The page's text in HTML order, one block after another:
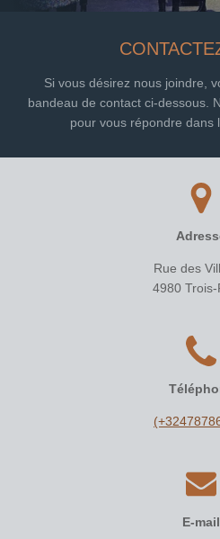
Si vous désirez nous joindre,
bandeau de contact ci-dessous.
pour vous répondre dans
Rue des
4980 Trois-
E-mail